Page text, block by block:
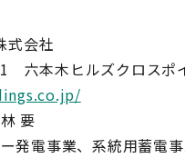
式会社
六本木ヒルズクロスポ
要
発電事業、系統用蓄電